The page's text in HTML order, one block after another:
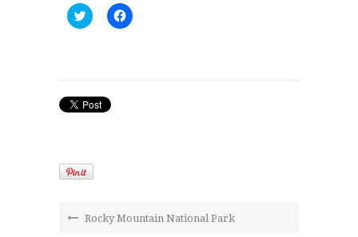
Cliquez
pour
fenêtre)
Cliquez
pour
Rocky Mountain National Park